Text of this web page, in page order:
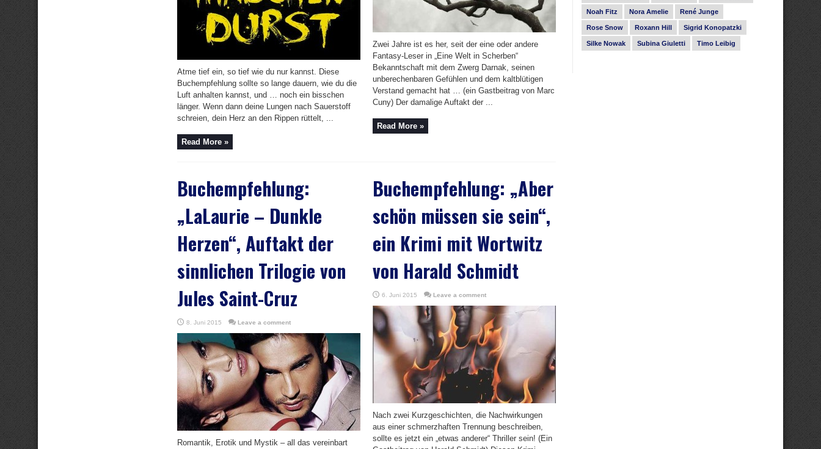
Atme tief ein, so tief wie du nur kannst. Diese
Buchempfehlung sollte so lange dauern, wie du die
Luft anhalten kannst, und … noch ein bisschen
länger. Wenn dann deine Lungen nach Sauerstoff
schreien, dein Herz an den Rippen rüttelt, ...
Read More »
Zwei Jahre ist es her, seit der eine oder andere
Fantasy-Leser in „Eine Welt in Scherben“
Bekanntschaft mit dem Zwerg Darnak, seinen
unberechenbaren Gefühlen und dem kaltblütigen
Verstand gemacht hat … (ein Gastbeitrag von Marc
Cuny) Der damalige Auftakt der ...
Read More »
Buchempfehlung:
„LaLaurie – Dunkle
Herzen“, Auftakt der
sinnlichen Trilogie von
Jules Saint-Cruz
8. Juni 2015 Leave a comment
Romantik, Erotik und Mystik – all das vereinbart
Buchempfehlung: „Aber
schön müssen sie sein“,
ein Krimi mit Wortwitz
von Harald Schmidt
6. Juni 2015 Leave a comment
Nach zwei Kurzgeschichten, die Nachwirkungen
aus einer schmerzhaften Trennung beschreiben,
sollte es jetzt ein „etwas anderer“ Thriller sein! (Ein
Noah Fitz Nora Amelie René Junge
Rose Snow Roxann Hill Sigrid Konopatzki
Silke Nowak Subina Giuletti Timo Leibig